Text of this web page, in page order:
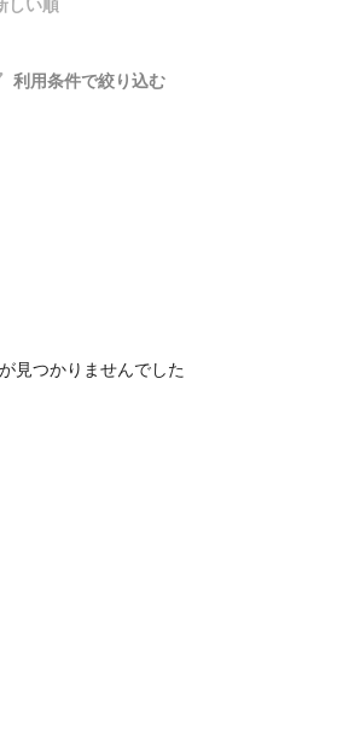
しい順
利用条件で絞り込む
見つかりませんでした